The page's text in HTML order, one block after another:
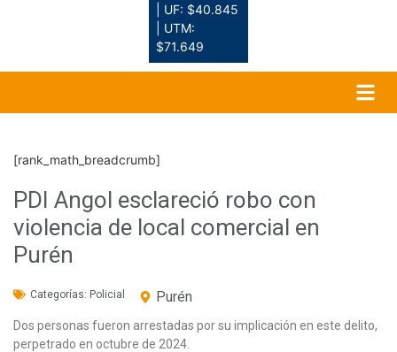
| UF: $40.845
| UTM:
$71.649
[rank_math_breadcrumb]
PDI Angol esclareció robo con
violencia de local comercial en
Purén
Categorías: Policial Purén
Dos personas fueron arrestadas por su implicación en este delito,
perpetrado en octubre de 2024.